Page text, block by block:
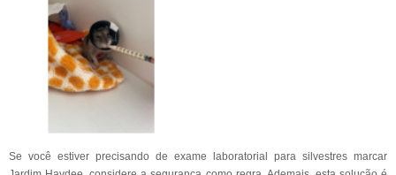
Se você estiver precisando de exame laboratorial para silvestres marcar